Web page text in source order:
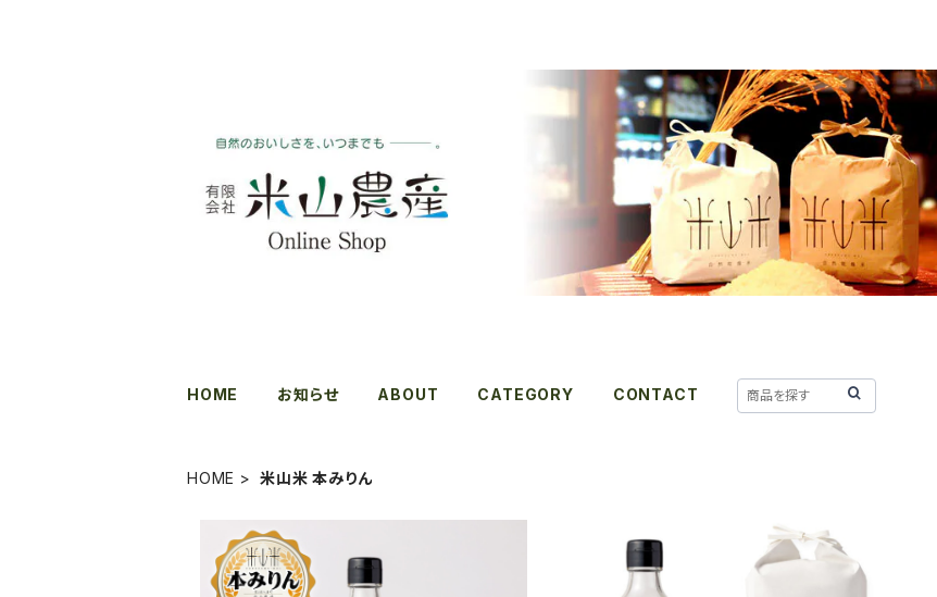
HOME お知らせ ABOUT CATEGORY CONTACT
HOME 米山米 本みりん